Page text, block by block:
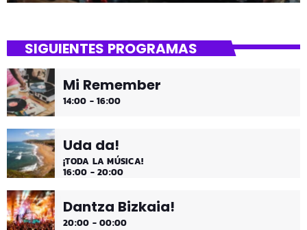
SIGUIENTES PROGRAMAS
Mi Remember
14:00 - 16:00
Uda da!
¡TODA LA MÚSICA!
16:00 - 20:00
Dantza Bizkaia!
20:00 - 00:00